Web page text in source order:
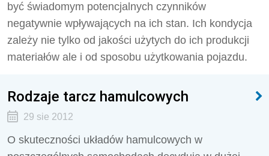
być świadomym potencjalnych czynników
negatywnie wpływających na ich stan. Ich kondycja
zależy nie tylko od jakości użytych do ich produkcji
materiałów ale i od sposobu użytkowania pojazdu.
Rodzaje tarcz hamulcowych
29 sie 2012
O skuteczności układów hamulcowych w